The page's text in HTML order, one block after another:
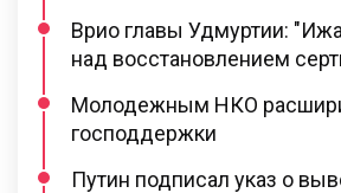
Врио главы Удмуртии:
над восстановлением
Молодежным НКО
господдержки
Путин подписал указ о